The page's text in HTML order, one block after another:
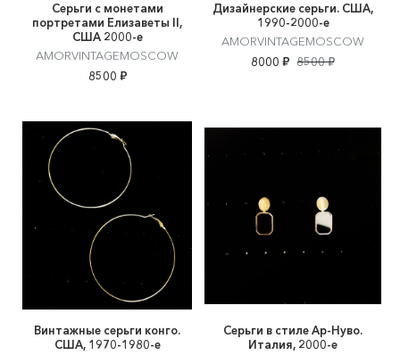
Серьги с монетами
портретами Елизаветы II,
США 2000-е
AMORVINTAGEMOSCOW
8500 ₽
Дизайнерские серьги. США,
1990-2000-е
AMORVINTAGEMOSCOW
8000 ₽ 8500 ₽
Винтажные серьги конго.
США, 1970-1980-е
Серьги в стиле Ар-Нуво.
Италия, 2000-е